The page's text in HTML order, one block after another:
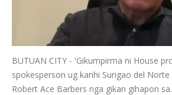
BUTUAN CITY - 'Gikumpirma ni House
spokesperson ug kanhi Surigao del
Robert Ace Barbers nga gikan gihapon